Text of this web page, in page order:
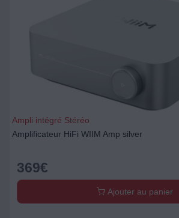
Ampli intégré Stéréo
Amplificateur HiFi WIIM Amp silver
369€
Ajouter au panier